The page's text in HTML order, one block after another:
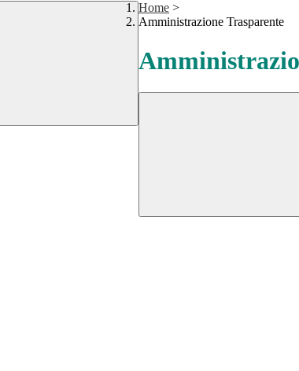
Home >
Amministrazione Trasparente